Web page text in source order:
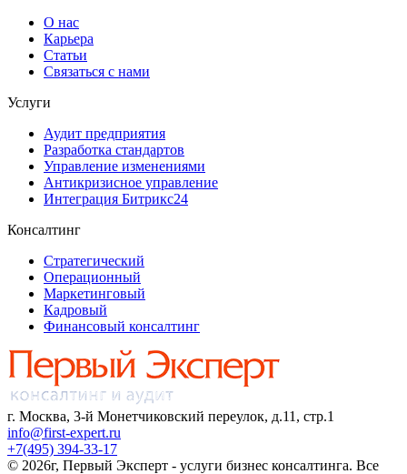
О нас
Карьера
Статьи
Связаться с нами
Услуги
Аудит предприятия
Разработка стандартов
Управление изменениями
Антикризисное управление
Интеграция Битрикс24
Консалтинг
Стратегический
Операционный
Маркетинговый
Кадровый
Финансовый консалтинг
г. Москва, 3-й Монетчиковский переулок, д.11, стр.1
info@first-expert.ru
+7(495) 394-33-17
© 2026г, Первый Эксперт - услуги бизнес консалтинга. Все